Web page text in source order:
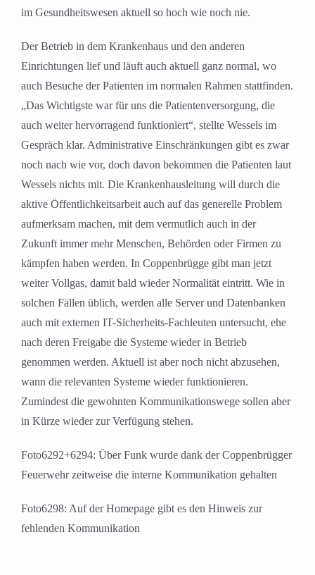
im Gesundheitswesen aktuell so hoch wie noch nie.
Der Betrieb in dem Krankenhaus und den anderen
Einrichtungen lief und läuft auch aktuell ganz normal, wo
auch Besuche der Patienten im normalen Rahmen stattfinden.
„Das Wichtigste war für uns die Patientenversorgung, die
auch weiter hervorragend funktioniert“, stellte Wessels im
Gespräch klar. Administrative Einschränkungen gibt es zwar
noch nach wie vor, doch davon bekommen die Patienten laut
Wessels nichts mit. Die Krankenhausleitung will durch die
aktive Öffentlichkeitsarbeit auch auf das generelle Problem
aufmerksam machen, mit dem vermutlich auch in der
Zukunft immer mehr Menschen, Behörden oder Firmen zu
kämpfen haben werden. In Coppenbrügge gibt man jetzt
weiter Vollgas, damit bald wieder Normalität eintritt. Wie in
solchen Fällen üblich, werden alle Server und Datenbanken
auch mit externen IT-Sicherheits-Fachleuten untersucht, ehe
nach deren Freigabe die Systeme wieder in Betrieb
genommen werden. Aktuell ist aber noch nicht abzusehen,
wann die relevanten Systeme wieder funktionieren.
Zumindest die gewohnten Kommunikationswege sollen aber
in Kürze wieder zur Verfügung stehen.
Foto6292+6294: Über Funk wurde dank der Coppenbrügger
Feuerwehr zeitweise die interne Kommunikation gehalten
Foto6298: Auf der Homepage gibt es den Hinweis zur
fehlenden Kommunikation